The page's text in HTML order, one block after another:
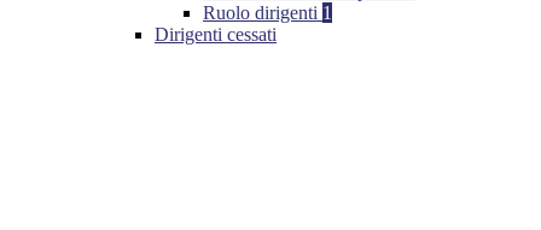
Ruolo dirigenti 1
Dirigenti cessati